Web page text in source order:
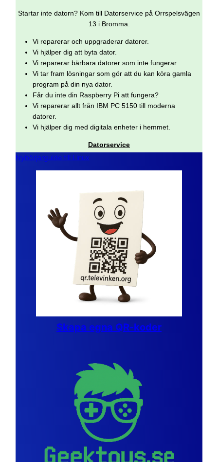
Startar inte datorn? Kom till Datorservice på Orrspelsvägen
13 i Bromma.
Vi reparerar och uppgraderar datorer.
Vi hjälper dig att byta dator.
Vi reparerar bärbara datorer som inte fungerar.
Vi tar fram lösningar som gör att du kan köra gamla
program på din nya dator.
Får du inte din Raspberry Pi att fungera?
Vi reparerar allt från IBM PC 5150 till moderna
datorer.
Vi hjälper dig med digitala enheter i hemmet.
Datorservice
Nybörjarguide till Linux
Skapa egna QR-koder